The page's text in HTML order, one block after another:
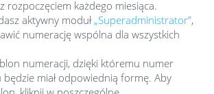
rozpoczęciem każdego miesiąca.
aktywny moduł „Superadministrator”,
numerację wspólna dla wszystkich
numeracji, dzięki któremu numer
miał odpowiednią formę. Aby